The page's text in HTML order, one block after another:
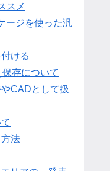
スメ
ージを使った汎
ける
存について
CADとして扱
法